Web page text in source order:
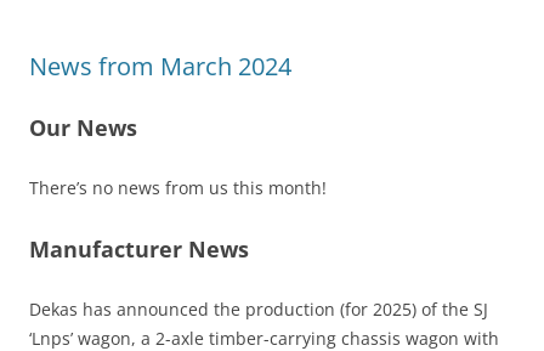
News from March 2024
Our News
There’s no news from us this month!
Manufacturer News
Dekas has announced the production (for 2025) of the SJ
‘Lnps’ wagon, a 2-axle timber-carrying chassis wagon with